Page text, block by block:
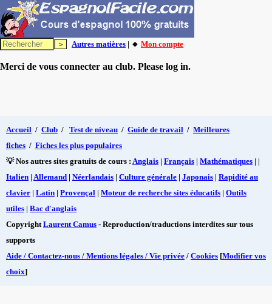
Autres matières | 🔸 Mon compte
Merci de vous connecter au club. Please log in.
Accueil / Club / Test de niveau / Guide de travail / Meilleures
fiches / Fiches les plus populaires
💡 Nos autres sites gratuits de cours : Anglais | Français | Mathématiques | |
Italien | Allemand | Néerlandais | Culture générale | Japonais | Rapidité au
clavier | Latin | Provençal | Moteur de recherche sites éducatifs | Outils
utiles | Bac d'anglais
CopyrightLaurent Camus - Reproduction/traductions interdites sur tous
supports
Aide / Contactez-nous / Mentions légales / Vie privée / Cookies [Modifier vos
choix]